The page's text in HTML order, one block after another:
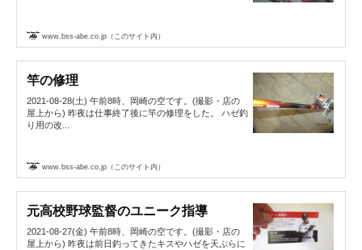
www.bss-abe.co.jp（このサイト内）
竿の修理
2021-08-28(土) 午前8時、岡崎の空です。(撮影・店の
屋上から) 昨夜は仕事終了後に竿の修理をした。 ハゼ釣
り用の改...
www.bss-abe.co.jp（このサイト内）
元高校野球監督のユニーク指導
2021-08-27(金) 午前8時、岡崎の空です。(撮影・店の
屋上から) 昨夜は前日釣ってきたキスやハゼを天ぷらに